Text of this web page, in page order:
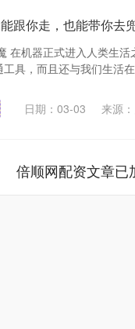
跟你走，也能带你去
在机器正式进入人类生
工具，而且还与我们生活
日期：03-03 来源
倍顺网配资文章已